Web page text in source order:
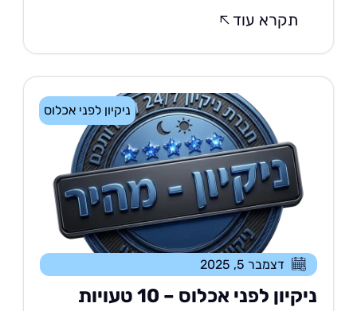
תקרא עוד
ניקיון לפני אכלוס
דצמבר 5, 2025
ניקיון לפני אכלוס – 10 טעויות